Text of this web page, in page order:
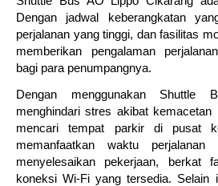
Dengan jadwal keberangkatan
perjalanan yang tinggi, dan fasilitas
memberikan pengalaman
bagi para penumpangnya.
Dengan menggunakan
menghindari stres akibat
mencari tempat parkir di pusat
memanfaatkan waktu
menyelesaikan pekerjaan, berkat
koneksi Wi-Fi yang tersedia. Selain